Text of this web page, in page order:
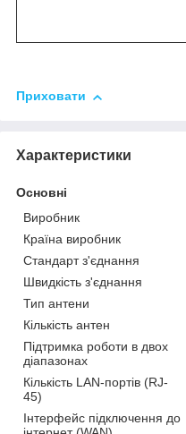
Приховати
Характеристики
Основні
Виробник
Країна виробник
Стандарт з'єднання
Швидкість з'єднання
Тип антени
Кількість антен
Підтримка роботи в двох
діапазонах
Кількість LAN-портів (RJ-
45)
Інтерфейс підключення до